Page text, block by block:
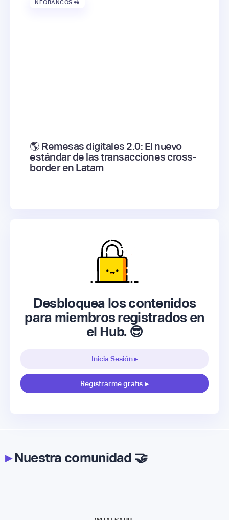
NEOBANCOS 📲
🌎 Remesas digitales 2.0: El nuevo
estándar de las transacciones cross-
border en Latam
Desbloquea los contenidos
para miembros registrados en
el Hub. 😎
Inicia Sesión ▸
Registrarme gratis ▸
▸Nuestra comunidad 🤝